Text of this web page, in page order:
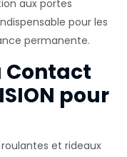
aux portes
pour les
permanente.
Contact
pour
et rideaux